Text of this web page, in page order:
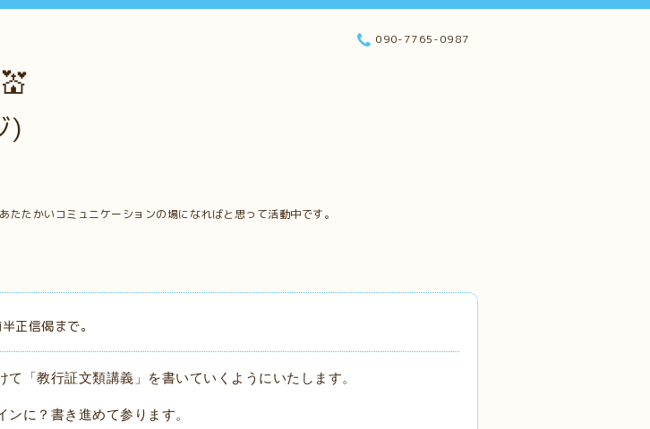
)
たかいコミュニケーションの場になればと思って活動中です。
090-7765-0987
正信偈まで。
て「教行証文類講義」を書いていくようにいたします。
ンに？書き進めて参ります。